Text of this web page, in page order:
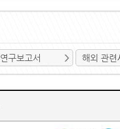
연구보고서 해외 관련